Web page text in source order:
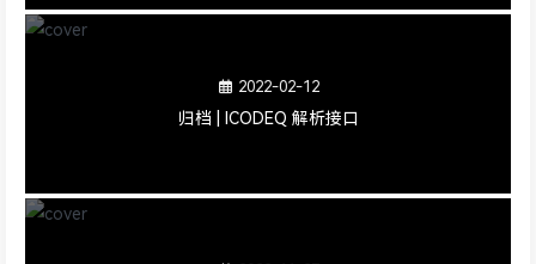
2022-02-12
归档 | ICODEQ 解析接口